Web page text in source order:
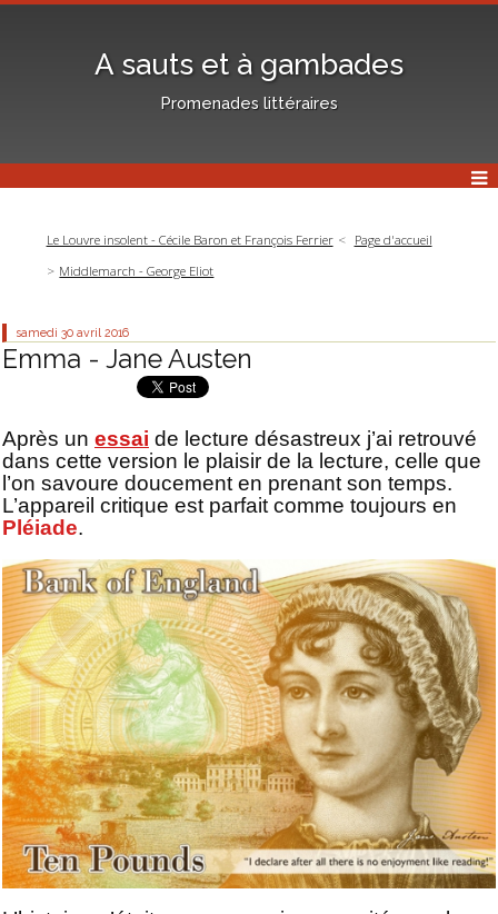
A sauts et à gambades
Promenades littéraires
Le Louvre insolent - Cécile Baron et François Ferrier
Page d'accueil
Middlemarch - George Eliot
samedi 30 avril 2016
Emma - Jane Austen
Après un essai de lecture désastreux j’ai retrouvé
dans cette version le plaisir de la lecture, celle que
l’on savoure doucement en prenant son temps.
L’appareil critique est parfait comme toujours en
Pléiade.